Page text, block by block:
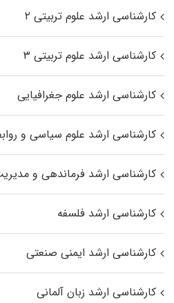
کارشناسی ارشد علوم تربیتی ۲
کارشناسی ارشد علوم تربیتی ۳
کارشناسی ارشد علوم جغرافیایی
کارشناسی ارشد علوم سیاسی و
کارشناسی ارشد فرماندهی و
کارشناسی ارشد فلسفه
کارشناسی ارشد ایمنی صنعتی
کارشناسی ارشد زبان آلمانی